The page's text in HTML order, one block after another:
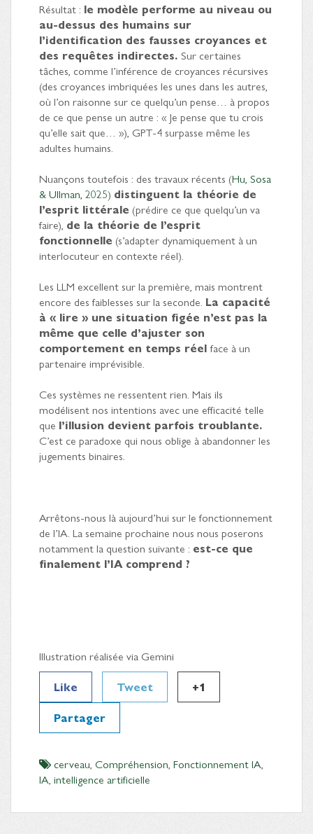
Résultat : le modèle performe au niveau ou
au-dessus des humains sur
l’identification des fausses croyances et
des requêtes indirectes. Sur certaines
tâches, comme l’inférence de croyances récursives
(des croyances imbriquées les unes dans les autres,
où l’on raisonne sur ce quelqu’un pense… à propos
de ce que pense un autre : « Je pense que tu crois
qu’elle sait que… »), GPT-4 surpasse même les
adultes humains.
Nuançons toutefois : des travaux récents (Hu, Sosa
& Ullman, 2025) distinguent la théorie de
l’esprit littérale (prédire ce que quelqu’un va
faire), de la théorie de l’esprit
fonctionnelle (s’adapter dynamiquement à un
interlocuteur en contexte réel).
Les LLM excellent sur la première, mais montrent
encore des faiblesses sur la seconde. La capacité
à « lire » une situation figée n’est pas la
même que celle d’ajuster son
comportement en temps réelface à un
partenaire imprévisible.
Ces systèmes ne ressentent rien. Mais ils
modélisent nos intentions avec une efficacité telle
que l’illusion devient parfois troublante.
C’est ce paradoxe qui nous oblige à abandonner les
jugements binaires.
Arrêtons-nous là aujourd’hui sur le fonctionnement
de l’IA. La semaine prochaine nous nous poserons
notamment la question suivante : est-ce que
finalement l’IA comprend ?
Illustration réalisée via Gemini
Like
Tweet
+1
Partager
cerveau, Compréhension, Fonctionnement IA,
IA, intelligence artificielle